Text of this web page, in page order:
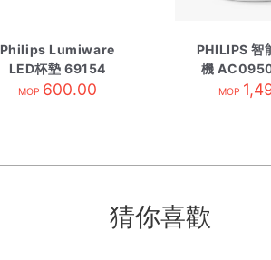
Philips Lumiware
LED杯墊 69154
MOP 600.00
PHILIPS 智
機
MOP
猜你喜歡